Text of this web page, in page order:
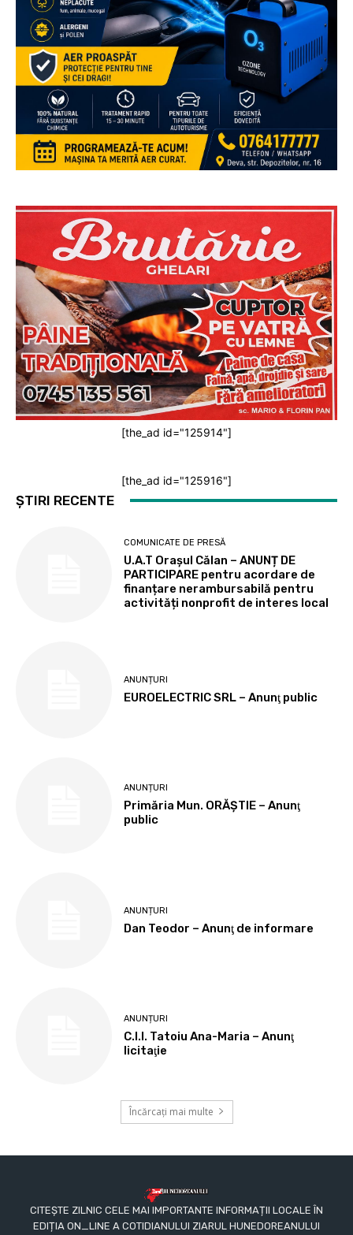
[the_ad id="125914"]
[the_ad id="125916"]
ȘTIRI RECENTE
COMUNICATE DE PRESĂ
U.A.T Orașul Călan – ANUNȚ DE
PARTICIPARE pentru acordare de
finanțare nerambursabilă pentru
activități nonprofit de interes local
ANUNȚURI
EUROELECTRIC SRL – Anunţ public
ANUNȚURI
Primăria Mun. ORĂȘTIE – Anunţ
public
ANUNȚURI
Dan Teodor – Anunţ de informare
ANUNȚURI
C.I.I. Tatoiu Ana-Maria – Anunţ
licitaţie
Încărcați mai multe
CITEȘTE ZILNIC CELE MAI IMPORTANTE INFORMAȚII LOCALE ÎN
EDIȚIA ON_LINE A COTIDIANULUI ZIARUL HUNEDOREANULUI